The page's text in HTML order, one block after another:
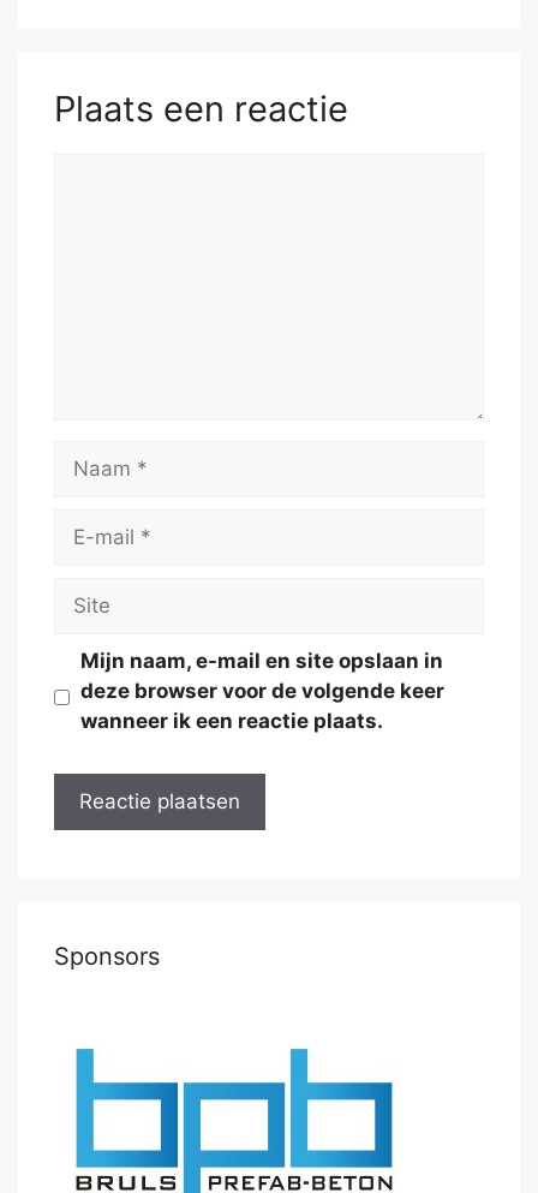
Plaats een reactie
Naam
Site
Mijn naam, e-mail en site opslaan in
deze browser voor de volgende keer
wanneer ik een reactie plaats.
Sponsors